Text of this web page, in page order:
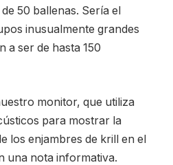
50 ballenas. Sería el
inusualmente grandes
a ser de hasta 150
monitor, que utiliza
para mostrar la
los enjambres de krill en el
una nota informativa.